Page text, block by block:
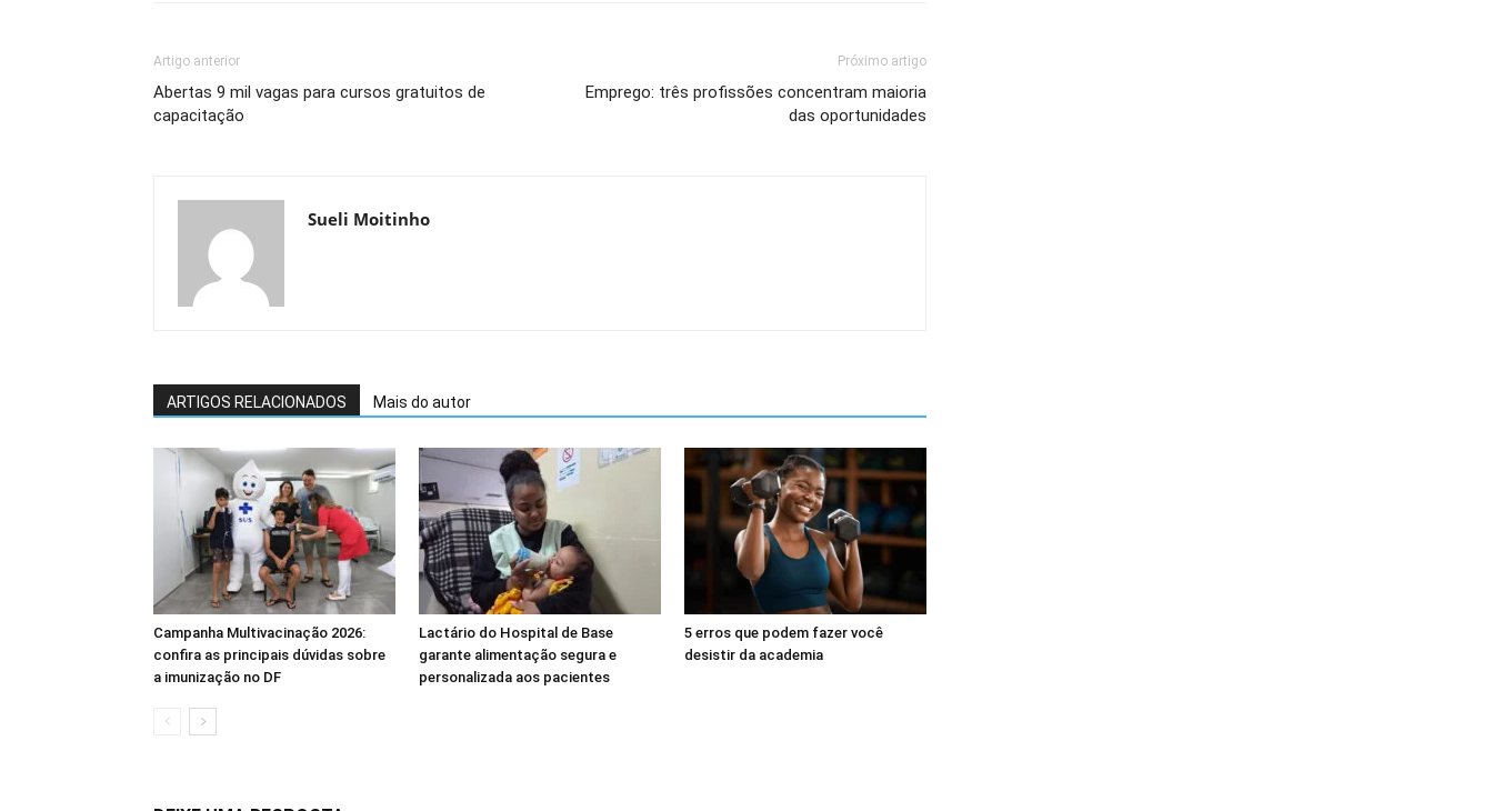
Artigo anterior
Abertas 9 mil vagas para cursos gratuitos de
capacitação
Próximo artigo
Emprego: três profissões concentram maioria
das oportunidades
Sueli Moitinho
ARTIGOS RELACIONADOS Mais do autor
Campanha Multivacinação 2026:
confira as principais dúvidas sobre
a imunização no DF
Lactário do Hospital de Base
garante alimentação segura e
personalizada aos pacientes
5 erros que podem fazer você
desistir da academia